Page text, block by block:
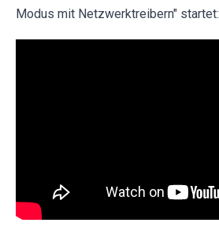
Modus mit Netzwerktreibern" startet: